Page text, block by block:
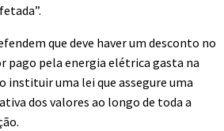
que deve haver um desconto no
pago pela energia elétrica gasta na
instituir uma lei que assegure uma
dos valores ao longo de toda a